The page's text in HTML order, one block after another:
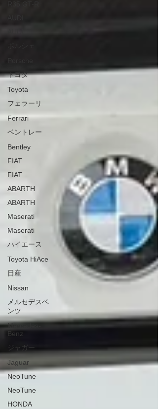
トヨタ
Toyota
フェラーリ
Ferrari
ベントレー
Bentley
FIAT
FIAT
ABARTH
ABARTH
Maserati
Maserati
ハイエース
Toyota HiAce
日産
Nissan
メルセデスベ
ンツ
Mercedes-
Benz
ジャガー
Jaguar
NeoTune
NeoTune
HONDA